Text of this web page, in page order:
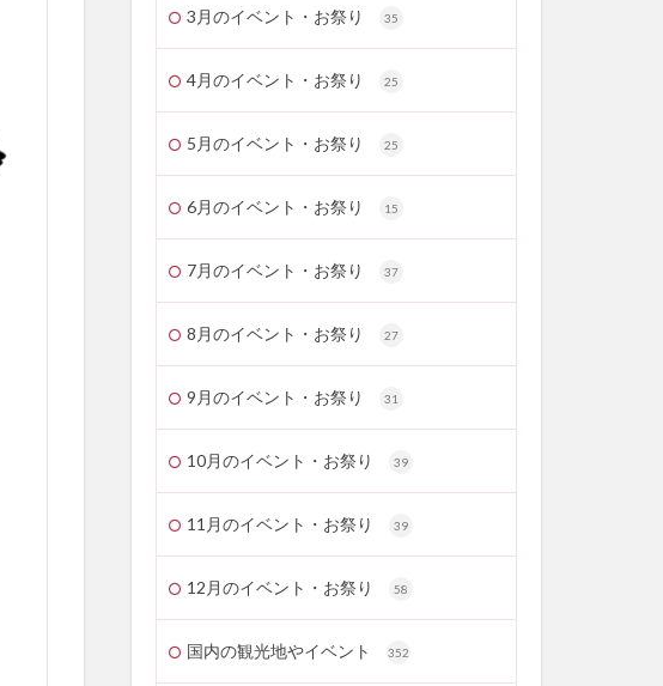
3月のイベント・お祭り 35
4月のイベント・お祭り 25
5月のイベント・お祭り 25
6月のイベント・お祭り 15
7月のイベント・お祭り 37
8月のイベント・お祭り 27
9月のイベント・お祭り 31
10月のイベント・お祭り 39
11月のイベント・お祭り 39
12月のイベント・お祭り 58
国内の観光地やイベント 352